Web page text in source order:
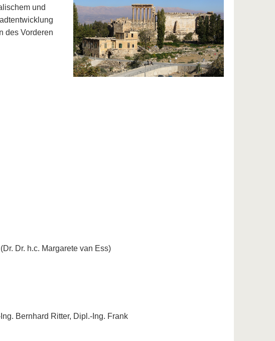
und
des Vorderen
Dr. h.c. Margarete van Ess)
Bernhard Ritter, Dipl.-Ing. Frank